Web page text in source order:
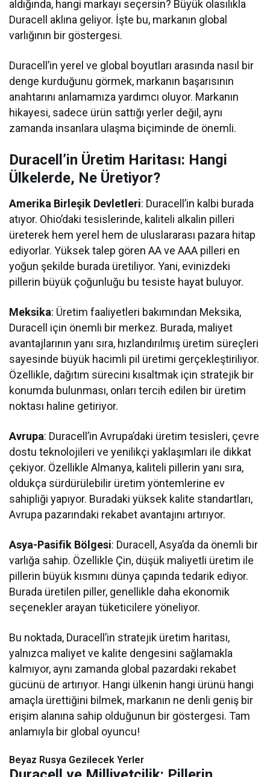
aldığında, hangi markayı seçersin? Büyük olasılıkla
Duracell aklına geliyor. İşte bu, markanın global
varlığının bir göstergesi.
Duracell’in yerel ve global boyutları arasında nasıl bir
denge kurduğunu görmek, markanın başarısının
anahtarını anlamamıza yardımcı oluyor. Markanın
hikayesi, sadece ürün sattığı yerler değil, aynı
zamanda insanlara ulaşma biçiminde de önemli.
Duracell’in Üretim Haritası: Hangi
Ülkelerde, Ne Üretiyor?
Amerika Birleşik Devletleri: Duracell’in kalbi burada
atıyor. Ohio’daki tesislerinde, kaliteli alkalin pilleri
üreterek hem yerel hem de uluslararası pazara hitap
ediyorlar. Yüksek talep gören AA ve AAA pilleri en
yoğun şekilde burada üretiliyor. Yani, evinizdeki
pillerin büyük çoğunluğu bu tesiste hayat buluyor.
Meksika: Üretim faaliyetleri bakımından Meksika,
Duracell için önemli bir merkez. Burada, maliyet
avantajlarının yanı sıra, hızlandırılmış üretim süreçleri
sayesinde büyük hacimli pil üretimi gerçekleştiriliyor.
Özellikle, dağıtım sürecini kısaltmak için stratejik bir
konumda bulunması, onları tercih edilen bir üretim
noktası haline getiriyor.
Avrupa: Duracell’in Avrupa’daki üretim tesisleri, çevre
dostu teknolojileri ve yenilikçi yaklaşımları ile dikkat
çekiyor. Özellikle Almanya, kaliteli pillerin yanı sıra,
oldukça sürdürülebilir üretim yöntemlerine ev
sahipliği yapıyor. Buradaki yüksek kalite standartları,
Avrupa pazarındaki rekabet avantajını artırıyor.
Asya-Pasifik Bölgesi: Duracell, Asya’da da önemli bir
varlığa sahip. Özellikle Çin, düşük maliyetli üretim ile
pillerin büyük kısmını dünya çapında tedarik ediyor.
Burada üretilen piller, genellikle daha ekonomik
seçenekler arayan tüketicilere yöneliyor.
Bu noktada, Duracell’in stratejik üretim haritası,
yalnızca maliyet ve kalite dengesini sağlamakla
kalmıyor, aynı zamanda global pazardaki rekabet
gücünü de artırıyor. Hangi ülkenin hangi ürünü hangi
amaçla ürettiğini bilmek, markanın ne denli geniş bir
erişim alanına sahip olduğunun bir göstergesi. Tam
anlamıyla bir global oyuncu!
Beyaz Rusya Gezilecek Yerler